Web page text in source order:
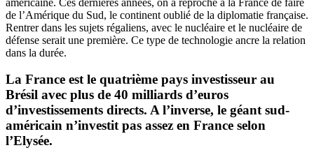
de l’Amérique du Sud, le continent oublié de la diplomatie française.
Rentrer dans les sujets régaliens, avec le nucléaire et le nucléaire de
défense serait une première. Ce type de technologie ancre la relation
dans la durée.
La France est le quatrième pays investisseur au
Brésil avec plus de 40 milliards d’euros
d’investissements directs. A l’inverse, le géant sud-
américain n’investit pas assez en France selon
l’Elysée.